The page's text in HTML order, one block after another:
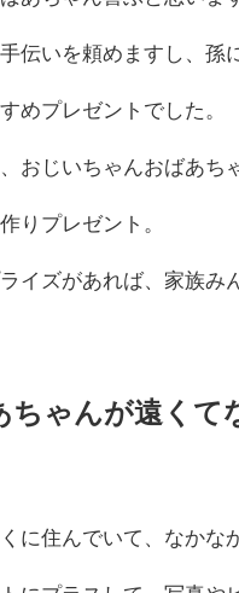
伝いを頼めますし、孫
めプレゼントでした。
おじいちゃんおばあち
りプレゼント。
イズがあれば、家族
ちゃんが遠くて
に住んでいて、なかな